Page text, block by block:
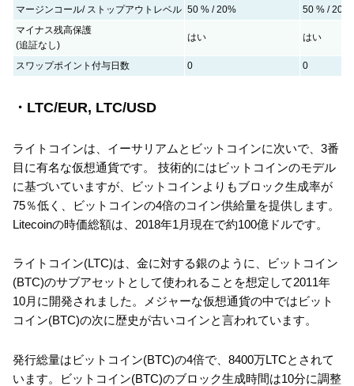
マージンコール/ ストップアウトレベル 50 % / 20%
50 % / 20%
マイナス残高保護
(追証なし)
はい はい
スワップポイント付与日数 0 0
・LTC/EUR, LTC/USD
ライトコインは、イーサリアムとビットコインに次いで、3番
目に有名な仮想通貨です。 技術的にはビットコインのモデル
に基づいていますが、ビットコインよりもブロック生成率が
75％低く、ビットコインの4倍のコイン供給量を提供します。
Litecoinの時価総額は、2018年1月現在で約100億ドルです。
ライトコイン(LTC)は、金に対する銀のように、ビットコイン
(BTC)のサブアセットとして使われることを想定して2011年
10月に開発されました。メジャーな仮想通貨の中ではビット
コイン(BTC)の次に歴史が古いコインと言われています。
発行総量はビットコイン(BTC)の4倍で、8400万LTCとされて
います。ビットコイン(BTC)のブロック生成時間は10分に調整